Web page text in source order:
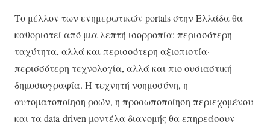
Το μέλλον των ενημερωτικών portals στην Ελλάδα θα
καθοριστεί από μια λεπτή ισορροπία: περισσότερη
ταχύτητα, αλλά και περισσότερη αξιοπιστία·
περισσότερη τεχνολογία, αλλά και πιο ουσιαστική
δημοσιογραφία. Η τεχνητή νοημοσύνη, η
αυτοματοποίηση ροών, η προσωποποίηση περιεχομένου
και τα data-driven μοντέλα διανομής θα επηρεάσουν